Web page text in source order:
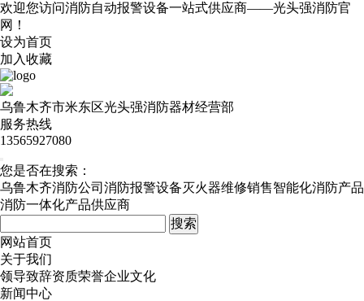
欢迎您访问消防自动报警设备一站式供应商——光头强消防官
网！
设为首页
加入收藏
乌鲁木齐市米东区光头强消防器材经营部
服务热线
13565927080
您是否在搜索：
乌鲁木齐消防公司 消防报警设备灭火器维修销售智能化消防产品
消防一体化产品供应商
网站首页
关于我们
领导致辞资质荣誉企业文化
新闻中心